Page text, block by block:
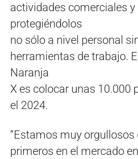
actividades comerciales y
protegiéndolos
no sólo a nivel personal
herramientas de trabajo.
Naranja
X es colocar unas 10.000
el 2024.
“Estamos muy orgullosos
primeros en el mercado